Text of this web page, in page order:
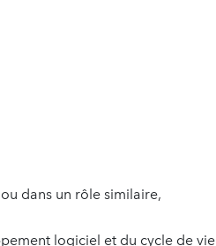
dans un rôle similaire,
logiciel et du cycle de vie